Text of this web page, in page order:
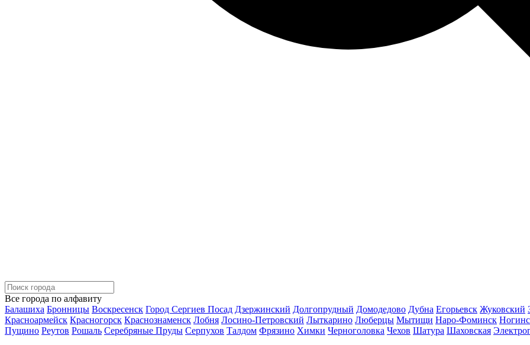
Все города по алфавиту
Балашиха Бронницы Воскресенск Город Сергиев Посад Дзержинский Долгопрудный Домодедово Дубна Егорьевск Жуковский
Красноармейск Красногорск Краснознаменск Лобня Лосино-Петровский Лыткарино Люберцы Мытищи Наро-Фоминск
Пущино Реутов Рошаль Серебряные Пруды Серпухов Талдом Фрязино Химки Черноголовка Чехов Шатура Шаховская